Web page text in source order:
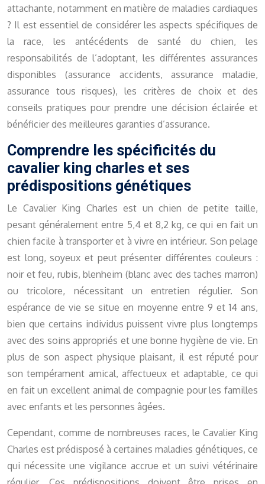
attachante, notamment en matière de maladies cardiaques
? Il est essentiel de considérer les aspects spécifiques de
la race, les antécédents de santé du chien, les
responsabilités de l’adoptant, les différentes assurances
disponibles (assurance accidents, assurance maladie,
assurance tous risques), les critères de choix et des
conseils pratiques pour prendre une décision éclairée et
bénéficier des meilleures garanties d’assurance.
Comprendre les spécificités du
cavalier king charles et ses
prédispositions génétiques
Le Cavalier King Charles est un chien de petite taille,
pesant généralement entre 5,4 et 8,2 kg, ce qui en fait un
chien facile à transporter et à vivre en intérieur. Son pelage
est long, soyeux et peut présenter différentes couleurs :
noir et feu, rubis, blenheim (blanc avec des taches marron)
ou tricolore, nécessitant un entretien régulier. Son
espérance de vie se situe en moyenne entre 9 et 14 ans,
bien que certains individus puissent vivre plus longtemps
avec des soins appropriés et une bonne hygiène de vie. En
plus de son aspect physique plaisant, il est réputé pour
son tempérament amical, affectueux et adaptable, ce qui
en fait un excellent animal de compagnie pour les familles
avec enfants et les personnes âgées.
Cependant, comme de nombreuses races, le Cavalier King
Charles est prédisposé à certaines maladies génétiques, ce
qui nécessite une vigilance accrue et un suivi vétérinaire